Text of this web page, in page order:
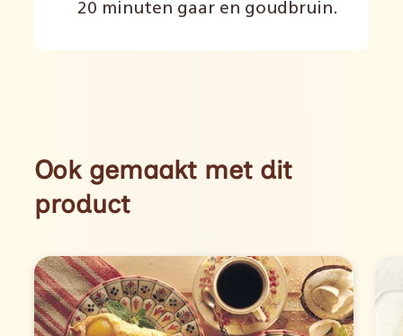
20 minuten gaar en goudbruin.
Ook gemaakt met dit
product